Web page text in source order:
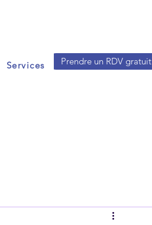
Prendre un RDV gratuit
Services